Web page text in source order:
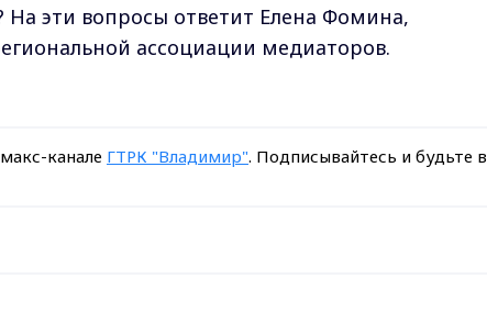
На эти вопросы ответит Елена Фомина,
ассоциации медиаторов.
канале ГТРК "Владимир". Подписывайтесь и будьте в